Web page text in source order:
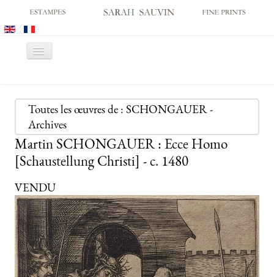
Basculer
GALERIE
SALONS
CATALOGUES
ESTAMPES ANCIENNES
ESTAMPES MODERNES
ARCHIVES
ACHATS DES MUSÉES
CONTACT
Toutes les œuvres de : SCHONGAUER -
Archives
Martin SCHONGAUER : Ecce Homo
[Schaustellung Christi] - c. 1480
VENDU